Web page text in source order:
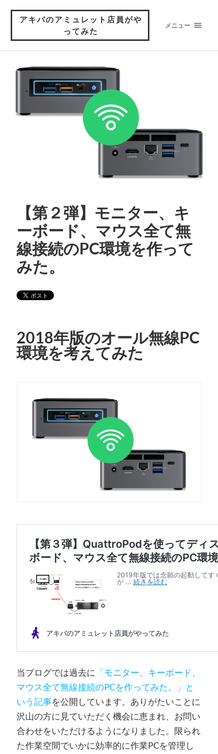
アキバのアミュレット店員がや
ってみた
メニュー
【第２弾】モニター、キ
ーボード、マウス全て無
線接続のPC環境を作って
みた。
2018年版のオール無線PC
環境を考えてみた
当ブログでは過去に 「モニター、キーボード、
マウス全て無線接続のPCを作ってみた。」と
いう記事を公開しています。ありがたいことに
沢山の方に見ていただく機会に恵まれ、お問い
合わせをいただけるようになりました。限られ
た作業空間でいかに効率的に作業PCを管理し